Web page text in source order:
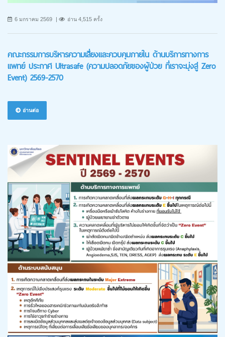
6 มกราคม 2569 อ่าน 4,515 ครั้ง
คณะกรรมการบริหารความเสี่ยงและควบคุมภายใน ด้านบริการทางการ
แพทย์ ประกาศ Ultrasafe (ความปลอดภัยของผู้ป่วย ที่เราจะมุ่งสู่ Zero
Event) 2569-2570
อ่านต่อ